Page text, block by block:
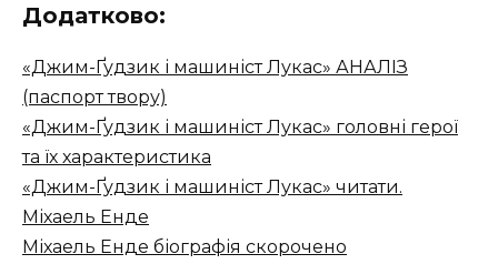
Додатково:
«Джим-Ґудзик і машиніст Лукас» АНАЛІЗ
(паспорт твору)
«Джим-Ґудзик і машиніст Лукас» головні герої
та їх характеристика
«Джим-Ґудзик і машиніст Лукас» читати.
Міхаель Енде
Міхаель Енде біографія скорочено